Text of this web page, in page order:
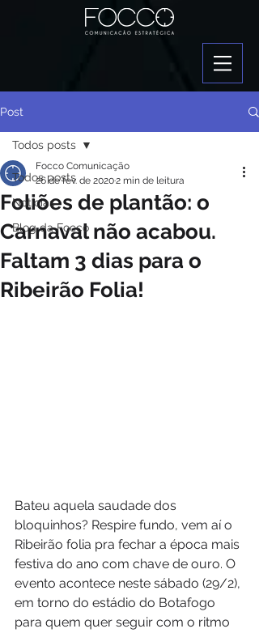
Post
Todos posts
Notícias
Blog da Focco
Todos posts
Foliões de plantão: o
Carnaval não acabou.
Faltam 3 dias para o
Ribeirão Folia!
Focco Comunicação
26 de fev. de 20202 min de leitura
Bateu aquela saudade dos
bloquinhos? Respire fundo, vem aí o
Ribeirão folia pra fechar a época mais
festiva do ano com chave de ouro. O
evento acontece neste sábado (29/2),
em torno do estádio do Botafogo
para quem quer seguir com o ritmo